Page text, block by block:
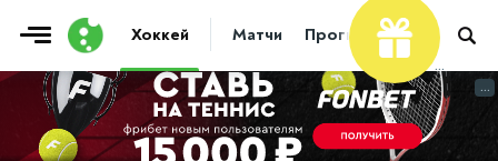
Хоккей Матчи Прогнозы
...
...